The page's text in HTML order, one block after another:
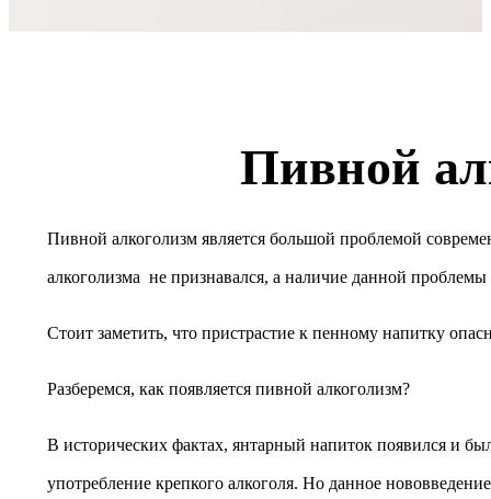
Пивной
Пивной алкоголизм является большой проблемой
алкоголизма не признавался, а наличие данной
Стоит заметить, что пристрастие к пенному напитку
Разберемся, как появляется пивной алкоголизм?
В исторических фактах, янтарный напиток появился и
употребление крепкого алкоголя. Но данное